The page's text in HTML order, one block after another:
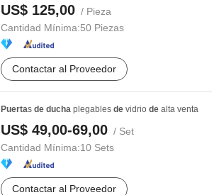
US$ 125,00 / Pieza
Cantidad Mínima:50 Piezas
Contactar al Proveedor
Puertas de ducha plegables de vidrio de alta venta
US$ 49,00-69,00 / Set
Cantidad Mínima:10 Sets
Contactar al Proveedor